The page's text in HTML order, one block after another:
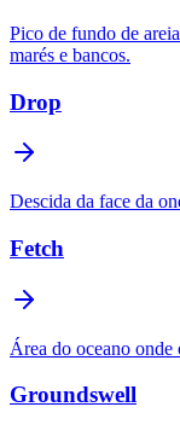
Pico de fundo de
marés e bancos.
Drop
Descida da face da
Fetch
Área do oceano onde
Groundswell